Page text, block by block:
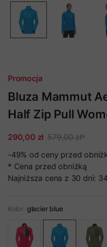
Promocja
Bluza Mammut
Half Zip Pull
290,00 zł 579,00 zł*
-49% od ceny przed
* Cena przed obniżką
Najniższa cena z 30 dni:
Kolor: glacier blue